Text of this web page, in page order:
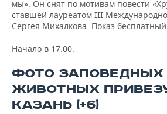
мы». Он снят по мотивам повести
ставшей лауреатом III
Сергея Михалкова. Показ
Начало в 17.00.
ФОТО ЗАПОВЕДНЫХ
ЖИВОТНЫХ
КАЗАНЬ (+6)